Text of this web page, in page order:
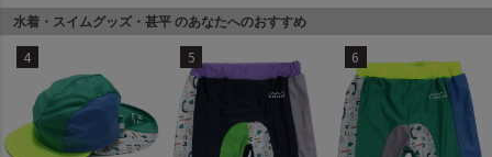
水着・スイムグッズ・甚平 のあなたへのおすすめ
4 5 6